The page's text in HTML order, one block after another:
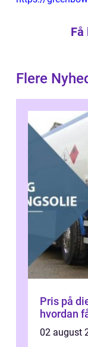
Flere
Pris på diesel hvad
hvordan
02 august